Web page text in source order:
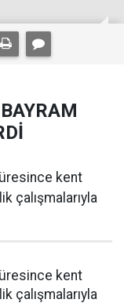
kent
çalışmalarıyla
kent
çalışmalarıyla